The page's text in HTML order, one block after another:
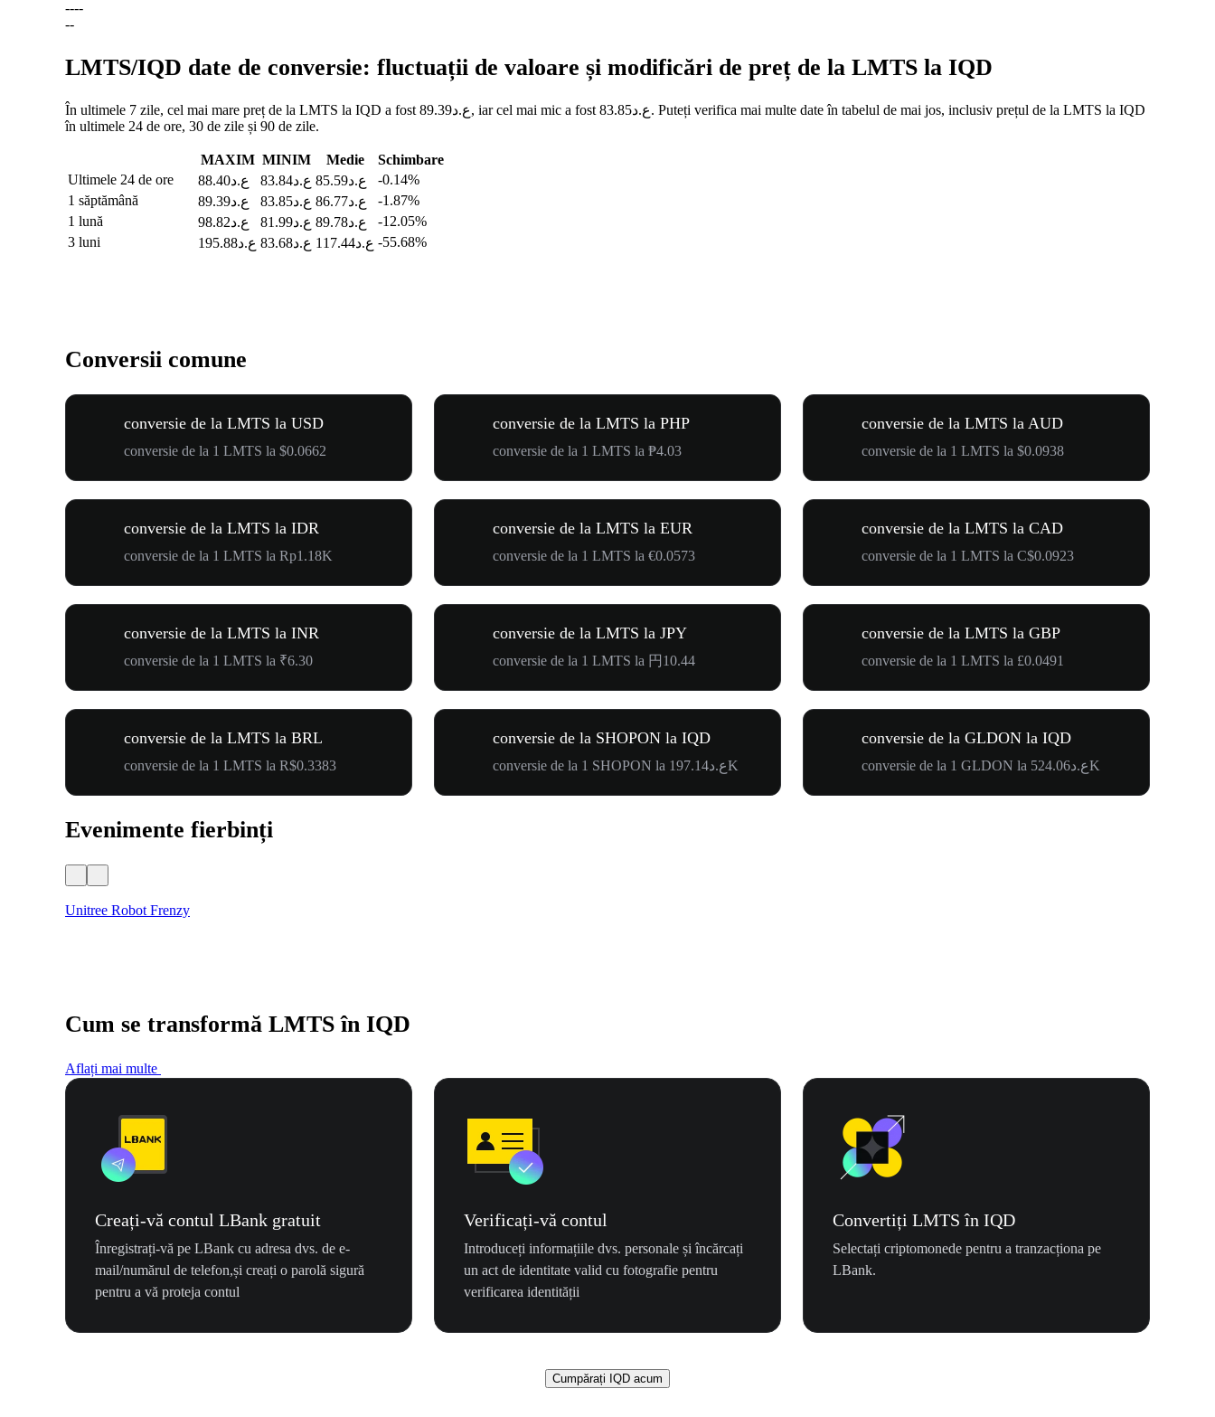
----
--
LMTS/IQD date de conversie: fluctuații de valoare și modificări de preț de la LMTS la IQD
În ultimele 7 zile, cel mai mare preț de la LMTS la IQD a fost ع.د89.39, iar cel mai mic a fost ع.د83.85. Puteți verifica mai multe date în tabelul de mai jos, inclusiv prețul de la LMTS la IQD
în ultimele 24 de ore, 30 de zile și 90 de zile.
MAXIM MINIM Medie
Schimbare
Ultimele 24 de ore
ع.د88.40 ع.د83.84 ع.د85.59
-0.14%
1 săptămână
ع.د89.39 ع.د83.85 ع.د86.77
-1.87%
1 lună
ع.د98.82 ع.د81.99 ع.د89.78
-12.05%
3 luni
ع.د195.88 ع.د83.68 ع.د117.44 -55.68%
Conversii comune
conversie de la LMTS la USD
conversie de la 1 LMTS la $0.0662
conversie de la LMTS la PHP
conversie de la 1 LMTS la ₱4.03
conversie de la LMTS la AUD
conversie de la 1 LMTS la $0.0938
conversie de la LMTS la IDR
conversie de la 1 LMTS la Rp1.18K
conversie de la LMTS la EUR
conversie de la 1 LMTS la €0.0573
conversie de la LMTS la CAD
conversie de la 1 LMTS la C$0.0923
conversie de la LMTS la INR
conversie de la 1 LMTS la ₹6.30
conversie de la LMTS la JPY
conversie de la 1 LMTS la 円10.44
conversie de la LMTS la GBP
conversie de la 1 LMTS la £0.0491
conversie de la LMTS la BRL
conversie de la 1 LMTS la R$0.3383
conversie de la SHOPON la IQD
conversie de la 1 SHOPON la ع.د197.14K
conversie de la GLDON la IQD
conversie de la 1 GLDON la ع.د524.06K
Evenimente fierbinți
Unitree Robot Frenzy
Cum se transformă LMTS în IQD
Aflați mai multe
Creați-vă contul LBank gratuit
Înregistrați-vă pe LBank cu adresa dvs. de e-
mail/numărul de telefon,și creați o parolă sigură
pentru a vă proteja contul
Verificați-vă contul
Introduceți informațiile dvs. personale și încărcați
un act de identitate valid cu fotografie pentru
verificarea identității
Convertiți LMTS în IQD
Selectați criptomonede pentru a tranzacționa pe
LBank.
Cumpărați IQD acum